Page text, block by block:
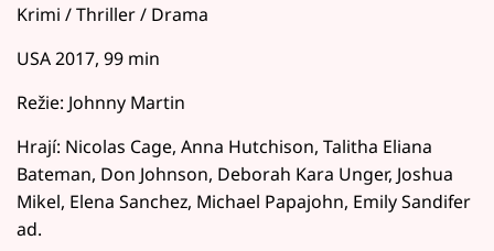
Krimi / Thriller / Drama
USA 2017, 99 min
Režie: Johnny Martin
Hrají: Nicolas Cage, Anna Hutchison, Talitha Eliana
Bateman, Don Johnson, Deborah Kara Unger, Joshua
Mikel, Elena Sanchez, Michael Papajohn, Emily Sandifer
ad.